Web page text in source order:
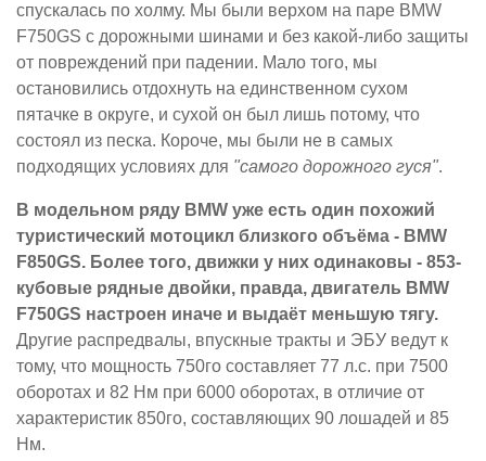
спускалась по холму. Мы были верхом на паре BMW
F750GS с дорожными шинами и без какой-либо защиты
от повреждений при падении. Мало того, мы
остановились отдохнуть на единственном сухом
пятачке в округе, и сухой он был лишь потому, что
состоял из песка. Короче, мы были не в самых
подходящих условиях для "самого дорожного гуся".
В модельном ряду BMW уже есть один похожий
туристический мотоцикл близкого объёма - BMW
F850GS. Более того, движки у них одинаковы - 853-
кубовые рядные двойки, правда, двигатель BMW
F750GS настроен иначе и выдаёт меньшую тягу.
Другие распредвалы, впускные тракты и ЭБУ ведут к
тому, что мощность 750го составляет 77 л.с. при 7500
оборотах и 82 Нм при 6000 оборотах, в отличие от
характеристик 850го, составляющих 90 лошадей и 85
Нм.